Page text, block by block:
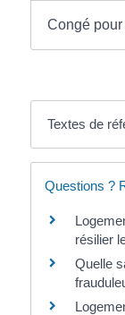
Congé
Textes de
Questions ?
résilier
Quelle